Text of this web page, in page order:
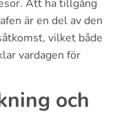
Att ha tillgång
är en del av den
vilket både
vardagen för
och